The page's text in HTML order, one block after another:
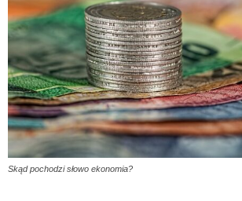
Skąd pochodzi słowo ekonomia?